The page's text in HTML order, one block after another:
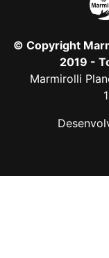
© Copyright
2019 -
Marmirolli